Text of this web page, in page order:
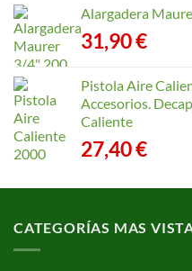
Alargadera
31,90€
Pistola Aire
Accesorios.
Caliente
27,40€
CATEGORÍAS MAS